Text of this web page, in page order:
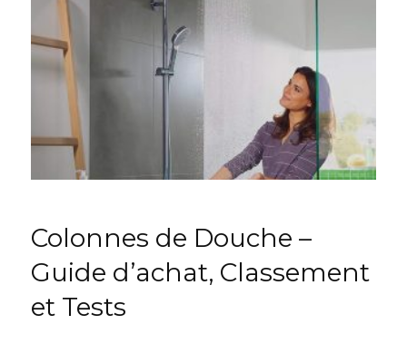
Colonnes de Douche –
Guide d’achat, Classement
et Tests